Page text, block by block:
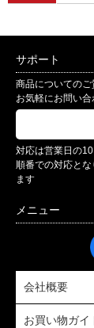
サポート
商品についてのご
お気軽にお問い
対応は営業日の
順番での対応と
ます
会社概要
お買い物ガイ